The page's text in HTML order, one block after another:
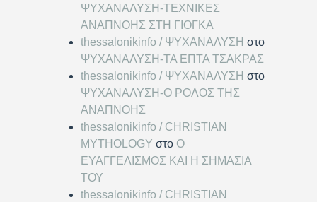
ΨΥΧΑΝΑΛΥΣΗ-ΤΕΧΝΙΚΕΣ
ΑΝΑΠΝΟΗΣ ΣΤΗ ΓΙΟΓΚΑ
thessalonikinfo / ΨΥΧΑΝΑΛΥΣΗ στο
ΨΥΧΑΝΑΛΥΣΗ-ΤΑ ΕΠΤΑ ΤΣΑΚΡΑΣ
thessalonikinfo / ΨΥΧΑΝΑΛΥΣΗ στο
ΨΥΧΑΝΑΛΥΣΗ-Ο ΡΟΛΟΣ ΤΗΣ
ΑΝΑΠΝΟΗΣ
thessalonikinfo / CHRISTIAN
MYTHOLOGY στο Ο
ΕΥΑΓΓΕΛΙΣΜΟΣ ΚΑΙ Η ΣΗΜΑΣΙΑ
ΤΟΥ
thessalonikinfo / CHRISTIAN